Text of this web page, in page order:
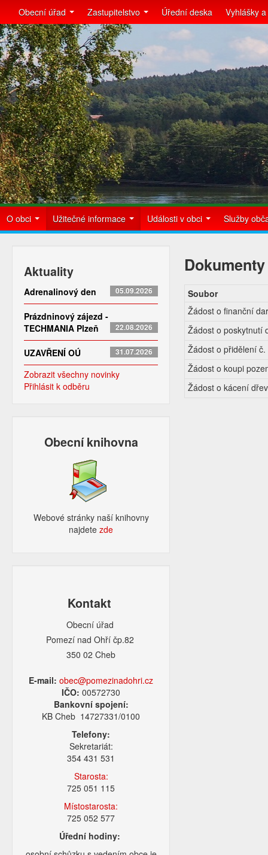
Obecní úřad Zastupitelstvo Úřední deska Vyhlášky
O obci Užitečné informace Události v obci Služby
Aktuality
Adrenalinový den 05.09.2026
Prázdninový zájezd -
TECHMANIA Plzeň
22.08.2026
UZAVŘENÍ OÚ 31.07.2026
Zobrazit všechny novinky
Přihlásit k odběru
Obecní knihovna
Webové stránky naší knihovny
najdetezde​
Kontakt
Obecní úřad
Pomezí nad Ohří čp.82
350 02 Cheb
E-mail: obec@pomezinadohri.cz
IČO:00572730
Bankovní spojení:
KB Cheb 14727331/0100
Telefony:
Sekretariát:
354 431 531
Starosta:
725 051 115
Místostarosta:
725 052 577
Úřední hodiny:
Soubor
Žádost o finanční
Žádost o poskytnutí
Žádost o přidělení
Žádost o koupi
Žádost o kácení